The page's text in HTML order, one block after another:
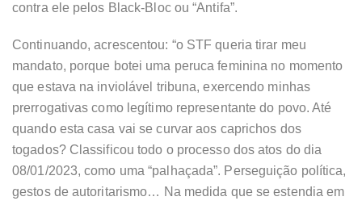
contra ele pelos Black-Bloc ou “Antifa”.
Continuando, acrescentou: “o STF queria tirar meu
mandato, porque botei uma peruca feminina no momento
que estava na inviolável tribuna, exercendo minhas
prerrogativas como legítimo representante do povo. Até
quando esta casa vai se curvar aos caprichos dos
togados? Classificou todo o processo dos atos do dia
08/01/2023, como uma “palhaçada”. Perseguição política,
gestos de autoritarismo… Na medida que se estendia em